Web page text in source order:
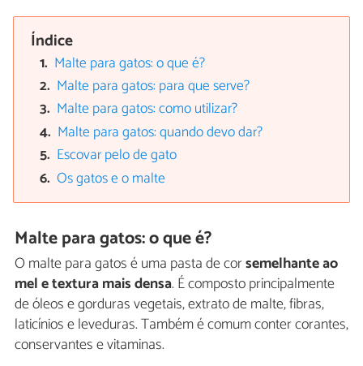
Índice
Malte para gatos: o que é?
Malte para gatos: para que serve?
Malte para gatos: como utilizar?
Malte para gatos: quando devo dar?
Escovar pelo de gato
Os gatos e o malte
Malte para gatos: o que é?
O malte para gatos é uma pasta de corsemelhante ao
mel e textura mais densa. É composto principalmente
de óleos e gorduras vegetais, extrato de malte, fibras,
laticínios e leveduras. Também é comum conter corantes,
conservantes e vitaminas.